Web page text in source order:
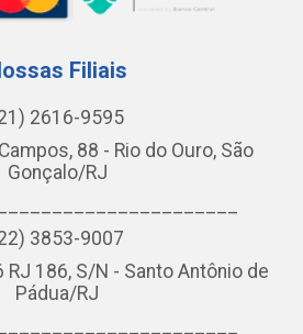
Filiais
2616-9595
88 - Rio do Ouro, São
Gonçalo/RJ
3853-9007
186, S/N - Santo Antônio de
Pádua/RJ